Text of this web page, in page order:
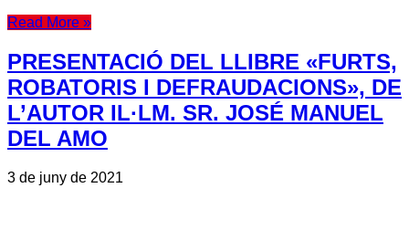
Read More »
PRESENTACIÓ DEL LLIBRE «FURTS,
ROBATORIS I DEFRAUDACIONS», DE
L’AUTOR IL·LM. SR. JOSÉ MANUEL
DEL AMO
3 de juny de 2021